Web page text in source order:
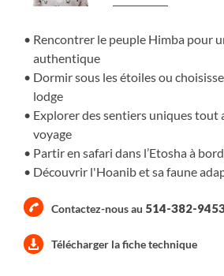
observez des pélicans, flamants
Namib avec ses contrastes de
orangées. Circuit en autonomie
location ou avec un guide-chauffeur
Rencontrer le peuple Himba pour
authentique
Dormir sous les étoiles ou
lodge
Explorer des sentiers uniques tout
voyage
Partir en safari dans l’Etosha à
Découvrir l'Hoanib et sa faune
Contactez-nous au 514-382-
Télécharger la fiche technique